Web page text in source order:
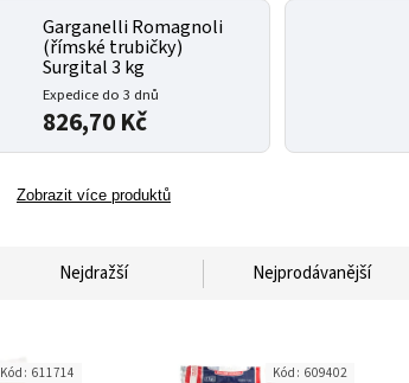
Garganelli Romagnoli
(římské trubičky)
Surgital 3 kg
Expedice do 3 dnů
826,70 Kč
Zobrazit více produktů
Nejdražší Nejprodávanější
Kód: 611714 Kód: 609402